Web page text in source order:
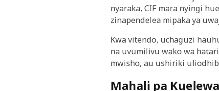
nyaraka, CIF mara nyingi
zinapendelea mipaka ya
Kwa vitendo, uchaguzi
na uvumilivu wako wa
mwisho, au ushiriki
Mahali pa